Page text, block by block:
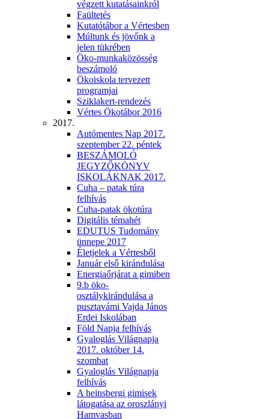
végzett kutatásainkról
Faültetés
Kutatótábor a Vértesben
Múltunk és jövőnk a
jelen tükrében
Öko-munkaközösség
beszámoló
Ökoiskola tervezett
programjai
Sziklakert-rendezés
Vértes Ökotábor 2016
2017.
Autómentes Nap 2017.
szeptember 22. péntek
BESZÁMOLÓ
JEGYZŐKÖNYV
ISKOLÁKNAK 2017.
Cuha – patak túra
felhívás
Cuha-patak ökotúra
Digitális témahét
EDUTUS Tudomány
ünnepe 2017
Életjelek a Vértesből
Január első kirándulása
Energiaőrjárat a gimiben
9.b öko-
osztálykirándulása a
pusztavámi Vajda János
Erdei Iskolában
Föld Napja felhívás
Gyaloglás Világnapja
2017. október 14.
szombat
Gyaloglás Világnapja
felhívás
A heinsbergi gimisek
látogatása az oroszlányi
Hamvasban